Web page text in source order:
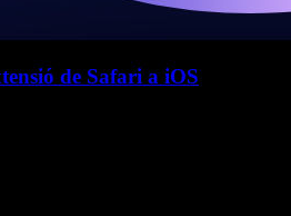
de Safari a iOS